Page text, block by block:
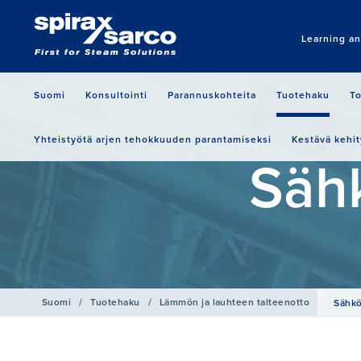
Learning
Suomi Konsultointi Parannuskohteita Tuotehaku
Yhteistyötä arjen tehokkuuden parantamiseksi Kestävä
Suomi / Tuotehaku / Lämmön ja lauhteen talteenotto